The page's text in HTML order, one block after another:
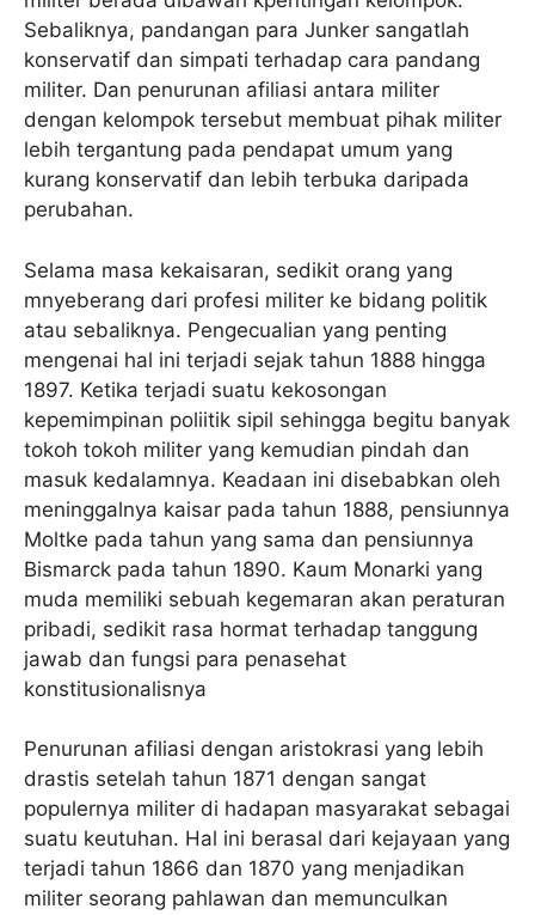
Sebaliknya, pandangan para Junker sangatlah
konservatif dan simpati terhadap cara pandang
militer. Dan penurunan afiliasi antara militer
dengan kelompok tersebut membuat pihak militer
lebih tergantung pada pendapat umum yang
kurang konservatif dan lebih terbuka daripada
perubahan.
Selama masa kekaisaran, sedikit orang yang
mnyeberang dari profesi militer ke bidang politik
atau sebaliknya. Pengecualian yang penting
mengenai hal ini terjadi sejak tahun 1888 hingga
1897. Ketika terjadi suatu kekosongan
kepemimpinan poliitik sipil sehingga begitu banyak
tokoh tokoh militer yang kemudian pindah dan
masuk kedalamnya. Keadaan ini disebabkan oleh
meninggalnya kaisar pada tahun 1888, pensiunnya
Moltke pada tahun yang sama dan pensiunnya
Bismarck pada tahun 1890. Kaum Monarki yang
muda memiliki sebuah kegemaran akan peraturan
pribadi, sedikit rasa hormat terhadap tanggung
jawab dan fungsi para penasehat
konstitusionalisnya
Penurunan afiliasi dengan aristokrasi yang lebih
drastis setelah tahun 1871 dengan sangat
populernya militer di hadapan masyarakat sebagai
suatu keutuhan. Hal ini berasal dari kejayaan yang
terjadi tahun 1866 dan 1870 yang menjadikan
militer seorang pahlawan dan memunculkan